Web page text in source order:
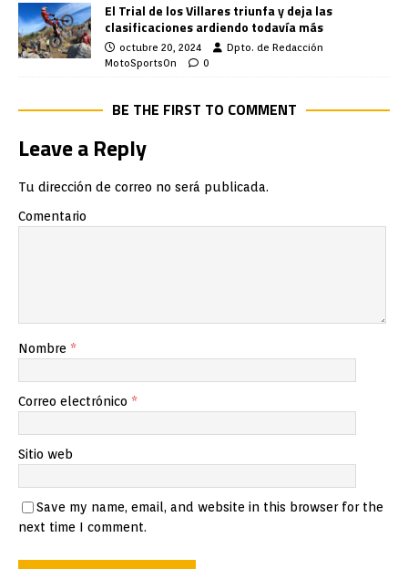
El Trial de los Villares triunfa y deja las
clasificaciones ardiendo todavía más
octubre 20, 2024
Dpto. de Redacción
MotoSportsOn
0
BE THE FIRST TO COMMENT
Leave a Reply
Tu dirección de correo no será publicada.
Comentario
Nombre *
Correo electrónico *
Sitio web
Save my name, email, and website in this browser for the
next time I comment.